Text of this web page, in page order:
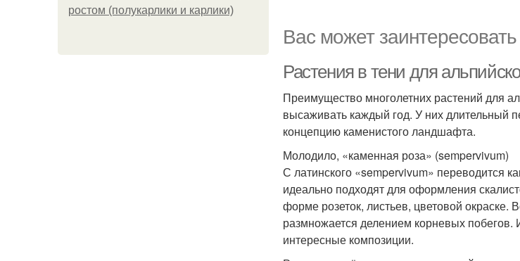
ростом (полукарлики и карлики)
Вас может заинтересовать
Растения в тени для
Преимущество многолетних растений для
высаживать каждый год. У них длительный
концепцию каменистого ландшафта.
Молодило, «каменная роза» (sempervivum)
С латинского «sempervivum» переводится
идеально подходят для оформления
форме розеток, листьев, цветовой окраске.
размножается делением корневых побегов.
интересные композиции.